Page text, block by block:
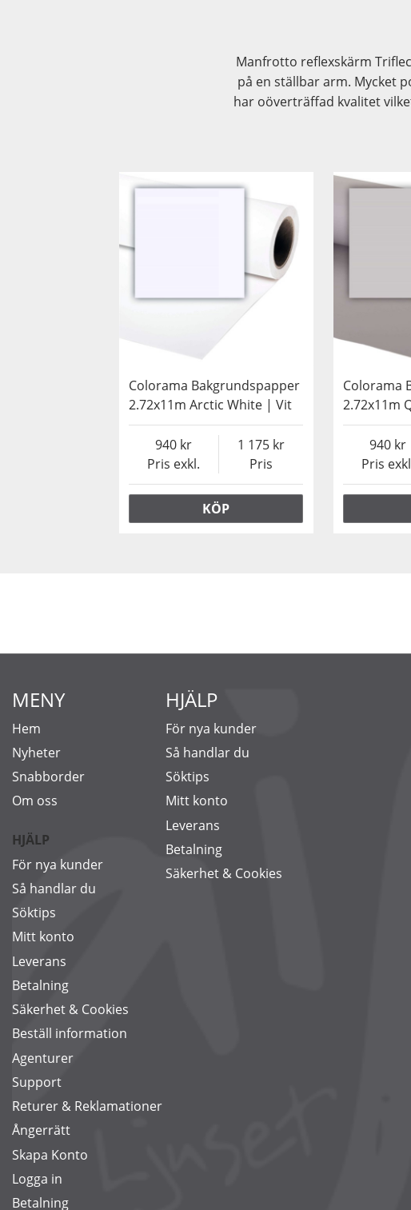
Manfrotto reflexskärm
på en ställbar arm. Mycket
har oöverträffad kvalitet
Colorama Bakgrundspapper
2.72x11m Arctic White | Vit
Pris exkl.
940
Pris
1 175
KÖP
Colorama
2.72x11m
Pris
940
MENY
Hem
Nyheter
Snabborder
Om oss
HJÄLP
För nya kunder
Så handlar du
Söktips
Mitt konto
Leverans
Betalning
Säkerhet & Cookies
Beställ information
Agenturer
Support
Returer & Reklamationer
Ångerrätt
Skapa Konto
Logga in
Betalning
HJÄLP
För nya kunder
Så handlar du
Söktips
Mitt konto
Leverans
Betalning
Säkerhet & Cookies